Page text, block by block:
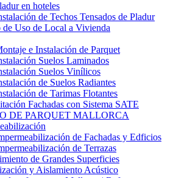
en hoteles
de Techos Tensados de Pladur
de Uso de Local a Vivienda
e Instalación de Parquet
Suelos Laminados
Suelos Vinílicos
de Suelos Radiantes
de Tarimas Flotantes
Fachadas con Sistema SATE
DE PARQUET MALLORCA
de Fachadas y Edficios
de Terrazas
de Grandes Superficies
y Aislamiento Acústico